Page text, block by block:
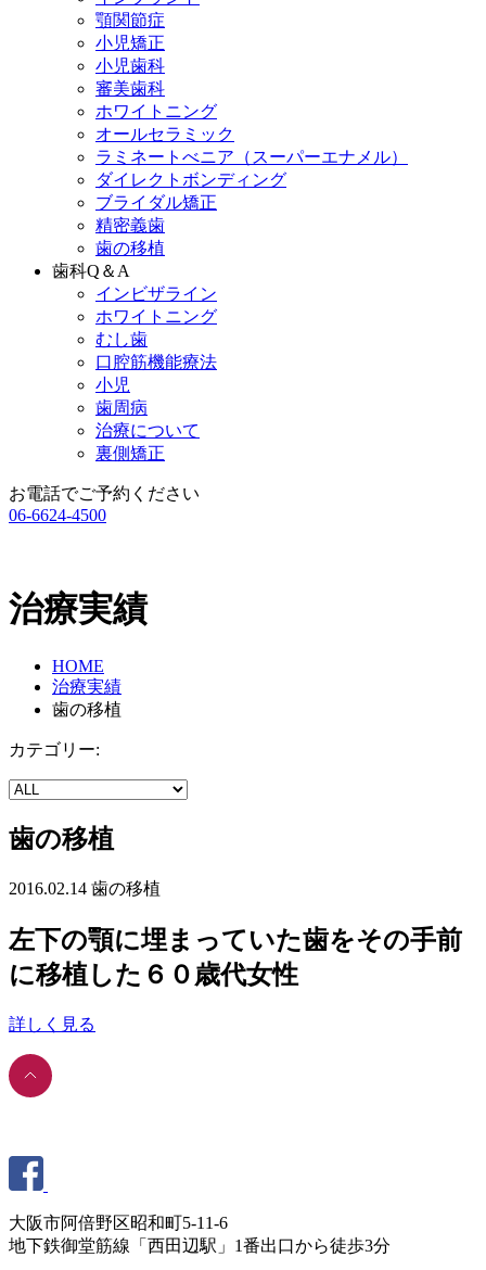
顎関節症
小児矯正
小児歯科
審美歯科
ホワイトニング
オールセラミック
ラミネートべニア （スーパーエナメル）
ダイレクトボンディング
ブライダル矯正
精密義歯
歯の移植
歯科Q＆A
インビザライン
ホワイトニング
むし歯
口腔筋機能療法
小児
歯周病
治療について
裏側矯正
お電話でご予約ください
06-6624-4500
治療実績
HOME
治療実績
歯の移植
カテゴリー:
歯の移植
2016.02.14 歯の移植
左下の顎に埋まっていた歯をその手前
に移植した６０歳代女性
詳しく見る
大阪市阿倍野区昭和町5-11-6
地下鉄御堂筋線「西田辺駅」1番出口から徒歩3分